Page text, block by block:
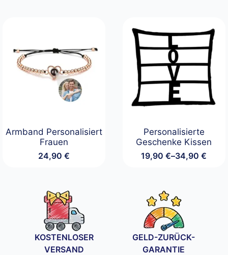
Armband Personalisiert
Frauen
24,90€
Personalisierte
Geschenke Kissen
19,90€–34,90€
Preisspanne:
KOSTENLOSER
VERSAND
GELD-ZURÜCK-
GARANTIE